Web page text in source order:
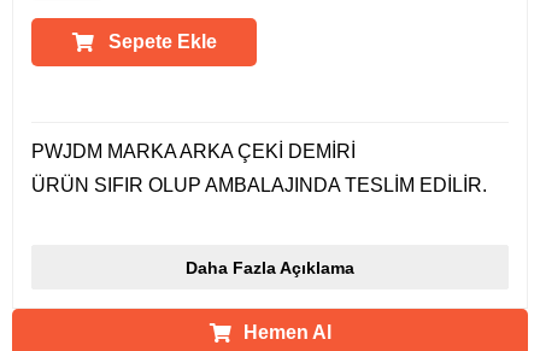
Sepete Ekle
PWJDM MARKA ARKA ÇEKİ DEMİRİ
ÜRÜN SIFIR OLUP AMBALAJINDA TESLİM EDİLİR.
Daha Fazla Açıklama
Hemen Al